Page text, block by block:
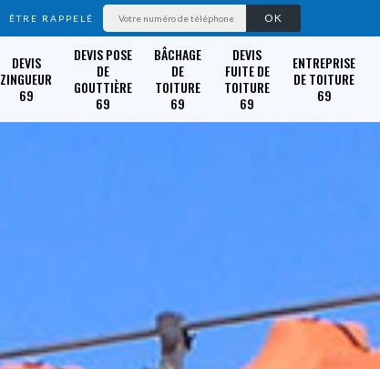
ÊTRE RAPPELÉ
DEVIS
ZINGUEUR
69
DEVIS POSE
DE
GOUTTIÈRE
69
BÂCHAGE
DE
TOITURE
69
DEVIS
FUITE DE
TOITURE
69
ENTREPRISE
DE TOITURE
69